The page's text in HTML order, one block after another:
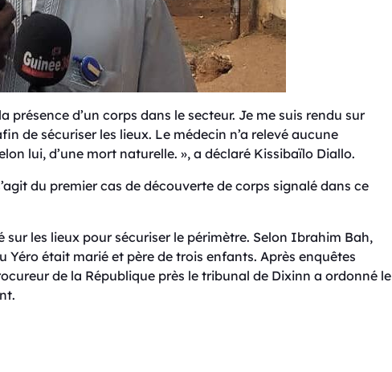
présence d’un corps dans le secteur. Je me suis rendu sur
de sécuriser les lieux. Le médecin n’a relevé aucune
lui, d’une mort naturelle. », a déclaré Kissibaïlo Diallo.
du premier cas de découverte de corps signalé dans ce
les lieux pour sécuriser le périmètre. Selon Ibrahim Bah,
Yéro était marié et père de trois enfants. Après enquêtes
de la République près le tribunal de Dixinn a ordonné le